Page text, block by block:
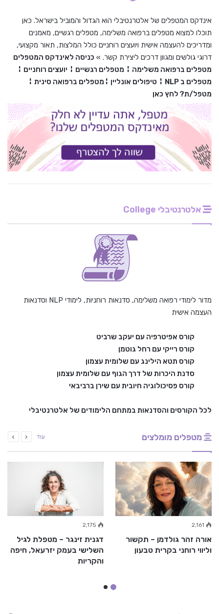
אינדקס המטפלים של אלטרנטיבלי הוא הגדול והמוביל בישראל. כאן
תוכלו למצוא מטפלים ברפואה משלימה, מטפלים רגשיים, מאמנים
ומדריכים להעצמה אישית ויועצים רוחניים כולל המלצות, תאור מקצועי,
דרוגי גולשים ומגוון דרכים ליצירת קשר. » כניסה לאינדקס המטפלים
מטפלים ברפואה משלימה ¦ מטפלים רגשיים ¦ יועצים רוחניים ¦
מטפלים ב NLP
¦ טיפולים אונליין ¦ מטפלים ברפואה סינית ¦
מטפל/ת? לחץ כאן
אלטרנטיבלי College
מדור לימודי רפואה משלימה, סדנאות רוחניות, לימודי NLP וסדנאות
העצמה אישית
קורס אפיטרפיה עם יעקב שרביט
קורס רייקי עם רחל גוטמן
קורס תטא הילינג עם שלומית עצמון
סדנת היכרות של דרך הגוף עם שלומית עצמון
קורס פסיכולוגיה חיובית עם שירן ברביבאי
לכל הקורסים והסדנאות במתחם הלימודים של אלטרנטיבלי
מטפלים מומלצים עוד
2,161
אורה זהר גולדמן – תקשור
וליווי רוחני בקרית טבעון
2,175
דגנית זינגר – מטפלת לגיל
השלישי בעמק יזרעאל, חיפה
והקריות